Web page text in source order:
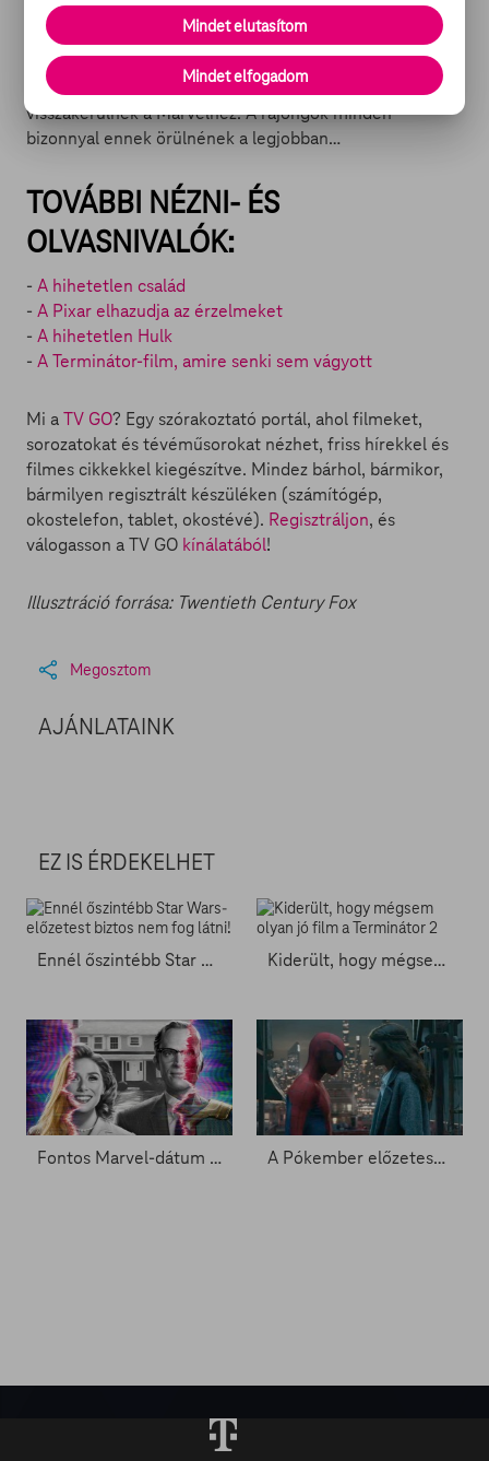
eredményezheti, hogy megtörténik az, amire az őszinte
előzetes is utal: ha ugyanis az előző filmet követő hét
évben (azaz 2022-ig) nem készül új alkotás a
szuperhősök főszereplésével, a filmes jogok
visszakerülnek a Marvelhez. A rajongók minden
bizonnyal ennek örülnének a legjobban…
TOVÁBBI NÉZNI- ÉS
OLVASNIVALÓK:
- A hihetetlen család
- A Pixar elhazudja az érzelmeket
- A hihetetlen Hulk
- A Terminátor-film, amire senki sem vágyott
Mi aTV GO? Egy szórakoztató portál, ahol filmeket,
sorozatokat és tévéműsorokat nézhet, friss hírekkel és
filmes cikkekkel kiegészítve. Mindez bárhol, bármikor,
bármilyen regisztrált készüléken (számítógép,
okostelefon, tablet, okostévé). Regisztráljon, és
válogasson a TV GO kínálatából!
Illusztráció forrása: Twentieth Century Fox
Megosztom
AJÁNLATAINK
EZ IS ÉRDEKELHET
Ennél őszintébb Star Wars-előzetest biztos nem fog látni! Kiderült, hogy mégsem olyan jó film a Terminátor 2
Fontos Marvel-dátum a láthatáron - Zacc nélkül 2081. A Pókember előzetese rekordokat döntöget - Zacc nélkül 2062.
Mindet elutasítom
Mindet elfogadom